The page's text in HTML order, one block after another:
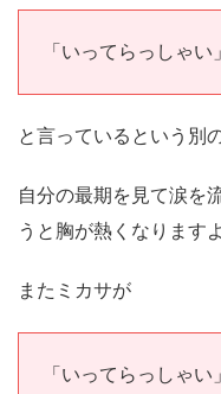
「いってらっしゃい」
と言っているという別
自分の最期を見て涙を
うと胸が熱くなります
またミカサが
「いってらっしゃい」